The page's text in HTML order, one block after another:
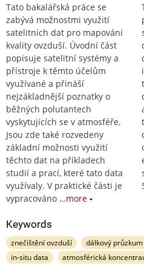
Tato bakalářská práce se
zabývá možnostmi využití
satelitních dat pro mapování
kvality ovzduší. Úvodní část
popisuje satelitní systémy a
přístroje k těmto účelům
využívané a přináší
nejzákladnější poznatky o
běžných polutantech
vyskytujících se v atmosféře.
Jsou zde také rozvedeny
základní možnosti využití
těchto dat na příkladech
studií a prací, které tato data
využívaly. V praktické části je
vypracováno …more
Keywords
znečištění ovzduší dálkový
in-situ data
atmosférická